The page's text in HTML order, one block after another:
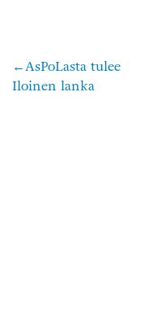
Artikkelien
AsPoLasta tulee
Iloinen lanka